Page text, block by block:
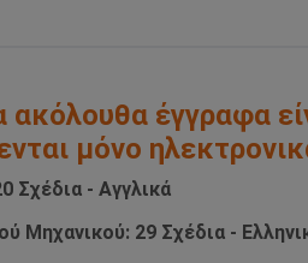
ακόλουθα έγγραφα
μόνο
Σχέδια - Αγγλικά
Μηχανικού: 29 Σχέδια -